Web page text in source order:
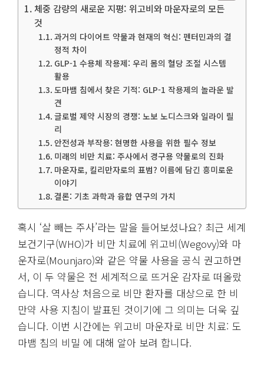
체중 감량의 새로운 지평: 위고비와 마운자로의 모든
것
과거의 다이어트 약물과 현재의 혁신: 펜터민과의 결
정적 차이
GLP-1 수용체 작용제: 우리 몸의 혈당 조절 시스템
활용
도마뱀 침에서 찾은 기적: GLP-1 작용제의 놀라운 발
견
글로벌 제약 시장의 경쟁: 노보 노디스크와 일라이 릴
리
안전성과 부작용: 현명한 사용을 위한 필수 정보
미래의 비만 치료: 주사에서 경구용 약물로의 진화
마운자로, 킬리만자로의 표범? 이름에 담긴 흥미로운
이야기
결론: 기초 과학과 융합 연구의 가치
혹시 ‘살 빼는 주사’라는 말을 들어보셨나요? 최근 세계
보건기구(WHO)가 비만 치료에 위고비(Wegovy)와 마
운자로(Mounjaro)와 같은 약물 사용을 공식 권고하면
서, 이 두 약물은 전 세계적으로 뜨거운 감자로 떠올랐
습니다. 역사상 처음으로 비만 환자를 대상으로 한 비
만약 사용 지침이 발표된 것이기에 그 의미는 더욱 깊
습니다. 이번 시간에는 위고비 마운자로 비만 치료: 도
마뱀 침의 비밀 에 대해 알아 보려 합니다.